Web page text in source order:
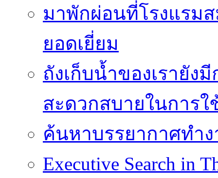
มาพักผ่อนที่โรงแรม
ยอดเยี่ยม
ถังเก็บน้ำของเรายัง
สะดวกสบายในการใ
ค้นหาบรรยากาศทำ
Executive Search in